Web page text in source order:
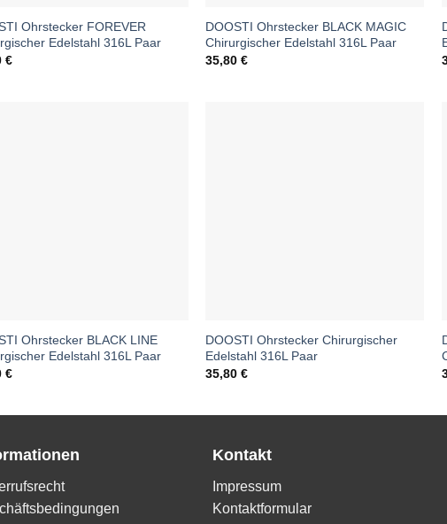
Ohrstecker FOREVER
Edelstahl 316L Paar
€
DOOSTI Ohrstecker BLACK MAGIC
Chirurgischer Edelstahl 316L Paar
35,80€
Ohrstecker BLACK LINE
Edelstahl 316L Paar
€
DOOSTI Ohrstecker Chirurgischer
Edelstahl 316L Paar
35,80€
Kontakt
Impressum
Kontaktformular